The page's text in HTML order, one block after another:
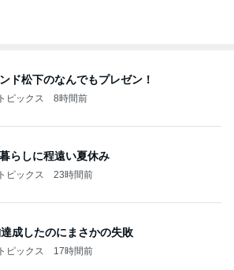
ド松下のなんでもプレゼン！
ピックス 8時間前
らしに程遠い夏休み
ピックス 23時間前
成したのにまさかの失敗
ピックス 17時間前